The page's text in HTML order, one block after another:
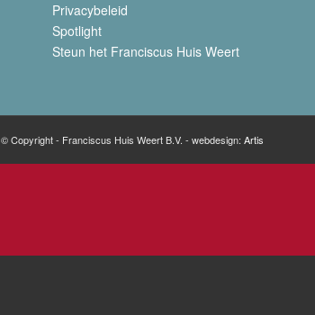
Privacybeleid
Spotlight
Steun het Franciscus Huis Weert
© Copyright - Franciscus Huis Weert B.V. - webdesign: Artis